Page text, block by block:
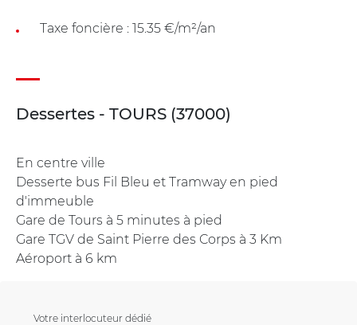
Taxe foncière : 15.35 €/m²/an
Dessertes - TOURS (37000)
En centre ville
Desserte bus Fil Bleu et Tramway en pied
d'immeuble
Gare de Tours à 5 minutes à pied
Gare TGV de Saint Pierre des Corps à 3 Km
Aéroport à 6 km
Votre interlocuteur dédié